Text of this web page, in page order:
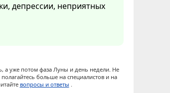
депрессии, неприятных
а уже потом фаза Луны и день недели. Не
больше на специалистов и на
вопросы и ответы .